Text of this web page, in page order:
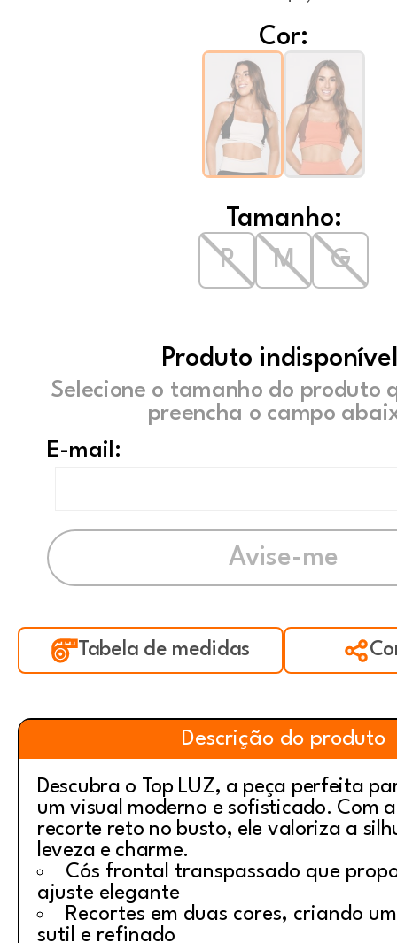
Cor:
Tamanho:
P
M G
Produto
Selecione o tamanho do produto
preencha o campo
E-mail:
Tabela de medidas
Descrição do produto
Descubra o Top LUZ, a peça perfeita
um visual moderno e sofisticado. Com
recorte reto no busto, ele valoriza a
leveza e charme.
Cós frontal transpassado que
ajuste elegante
Recortes em duas cores, criando
sutil e refinado